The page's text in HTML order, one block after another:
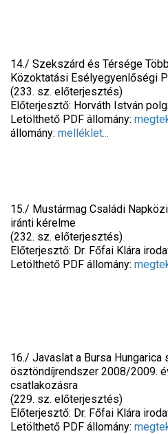
14./ Szekszárd és Térsége
Közoktatási Esélyegyenlőségi
(233. sz. előterjesztés)
Előterjesztő: Horváth István
Letölthető PDF állomány:
állomány: melléklet...
15./ Mustármag Családi
iránti kérelme
(232. sz. előterjesztés)
Előterjesztő: Dr. Főfai Klára
Letölthető PDF állomány:
16./ Javaslat a Bursa Hungarica
ösztöndíjrendszer 2008/2009.
csatlakozásra
(229. sz. előterjesztés)
Előterjesztő: Dr. Főfai Klára
Letölthető PDF állomány: